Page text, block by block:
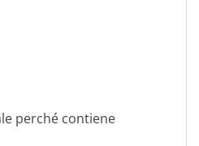
perché contiene